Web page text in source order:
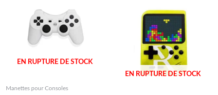
EN RUPTURE DE STOCK
Manettes pour Consoles
EN RUPTURE DE STOCK